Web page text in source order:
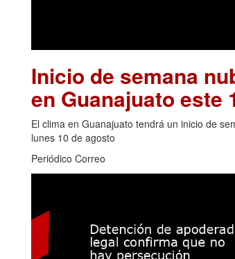
Inicio de semana
en Guanajuato este
El clima en Guanajuato tendrá un inicio de
lunes 10 de agosto
Periódico Correo